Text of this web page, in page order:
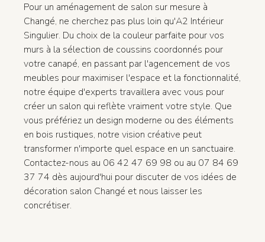
Pour un aménagement de salon sur mesure à
Changé, ne cherchez pas plus loin qu'A2 Intérieur
Singulier. Du choix de la couleur parfaite pour vos
murs à la sélection de coussins coordonnés pour
votre canapé, en passant par l'agencement de vos
meubles pour maximiser l'espace et la fonctionnalité,
notre équipe d'experts travaillera avec vous pour
créer un salon qui reflète vraiment votre style. Que
vous préfériez un design moderne ou des éléments
en bois rustiques, notre vision créative peut
transformer n'importe quel espace en un sanctuaire.
Contactez-nous au 06 42 47 69 98 ou au 07 84 69
37 74 dès aujourd'hui pour discuter de vos idées de
décoration salon Changé et nous laisser les
concrétiser.